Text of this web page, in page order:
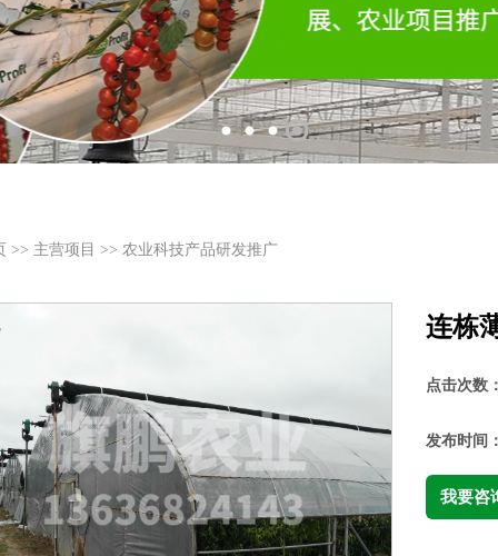
>> 主营项目 >> 农业科技产品研发推广
连栋
点击次数
发布时间
我要咨